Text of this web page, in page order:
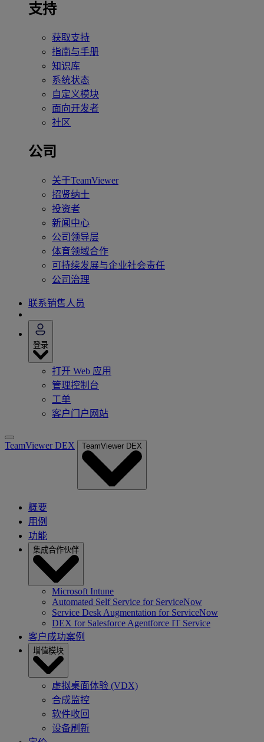
支持
获取支持
指南与手册
知识库
系统状态
自定义模块
面向开发者
社区
公司
关于TeamViewer
招贤纳士
投资者
新闻中心
公司领导层
体育领域合作
可持续发展与企业社会责任
公司治理
联系销售人员
登录
打开 Web 应用
管理控制台
工单
客户门户网站
TeamViewer DEX TeamViewer DEX
概要
用例
功能
集成合作伙伴
Microsoft Intune
Automated Self Service for ServiceNow
Service Desk Augmentation for ServiceNow
DEX for Salesforce Agentforce IT Service
客户成功案例
增值模块
虚拟桌面体验 (VDX)
合成监控
软件收回
设备刷新